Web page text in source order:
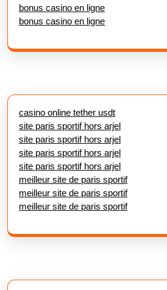
bonus casino en ligne
bonus casino en ligne
casino online tether usdt
site paris sportif hors arjel
site paris sportif hors arjel
site paris sportif hors arjel
site paris sportif hors arjel
meilleur site de paris sportif
meilleur site de paris sportif
meilleur site de paris sportif